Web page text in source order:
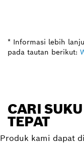
* Informasi lebih
pada tautan berikut:
CARI
TEPAT
Produk kami dapat